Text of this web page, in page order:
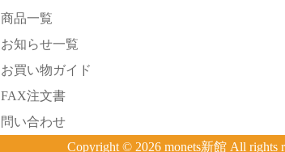
商品一覧
お知らせ一覧
お買い物ガイド
FAX注文書
問い合わせ
Copyright © 2026 monets新館 All rights